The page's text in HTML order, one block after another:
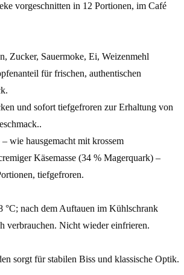
vorgeschnitten in 12 Portionen, im Café
Zucker, Sauermoke, Ei, Weizenmehl
für frischen, authentischen
und sofort tiefgefroren zur Erhaltung von
wie hausgemacht mit krossem
Käsemasse (34 % Magerquark) –
tiefgefroren.
°C; nach dem Auftauen im Kühlschrank
verbrauchen. Nicht wieder einfrieren.
sorgt für stabilen Biss und klassische Optik.